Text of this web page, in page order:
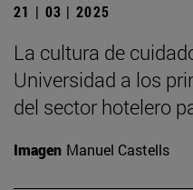
21 | 03 | 2025
La cultura de
Universidad a los
del sector hotelero
Imagen Manuel Castells